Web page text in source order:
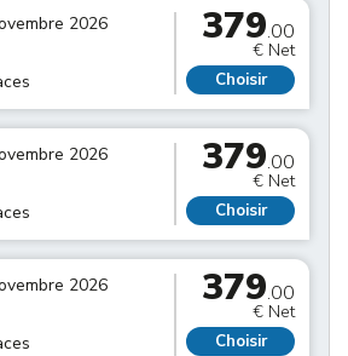
2026
379.00
€ Net
Choisir
2026
379.00
€ Net
Choisir
2026
379.00
€ Net
Choisir